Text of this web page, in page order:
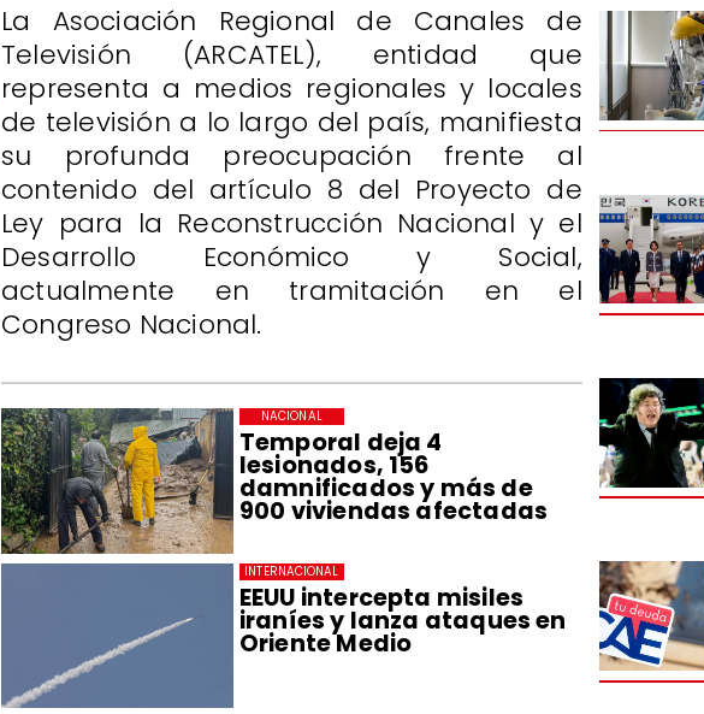
Temporal deja 4
lesionados, 156
damnificados y más de
900 viviendas afectadas
NACIONAL
EEUU intercepta misiles
iraníes y lanza ataques en
Oriente Medio
INTERNACIONAL
La Asociación Regional de Canales de
Televisión (ARCATEL), entidad que
representa a medios regionales y locales
de televisión a lo largo del país, manifiesta
su profunda preocupación frente al
contenido del artículo 8 del Proyecto de
Ley para la Reconstrucción Nacional y el
Desarrollo Económico y Social,
actualmente en tramitación en el
Congreso Nacional.